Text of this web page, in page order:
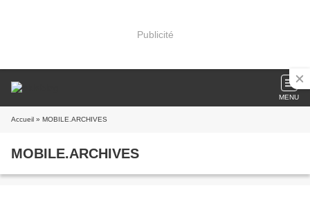
Publicité
MENU
Accueil » MOBILE.ARCHIVES
MOBILE.ARCHIVES